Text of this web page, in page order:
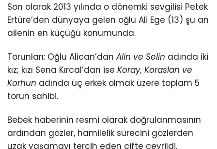
Son olarak 2013 yılında o dönemki sevgilisi Petek
Ertüre’den dünyaya gelen oğlu Ali Ege (13) şu an
ailenin en küçüğü konumunda.
Torunları: Oğlu Alican’dan Alin ve Selin adında iki
kız; kızı Sena Kırcal’dan ise Koray, Koraslan ve
Korhun adında üç erkek olmak üzere toplam 5
torun sahibi.
Bebek haberinin resmi olarak doğrulanmasının
ardından gözler, hamilelik sürecini gözlerden
uzak yaşamayı tercih eden çifte çevrildi.